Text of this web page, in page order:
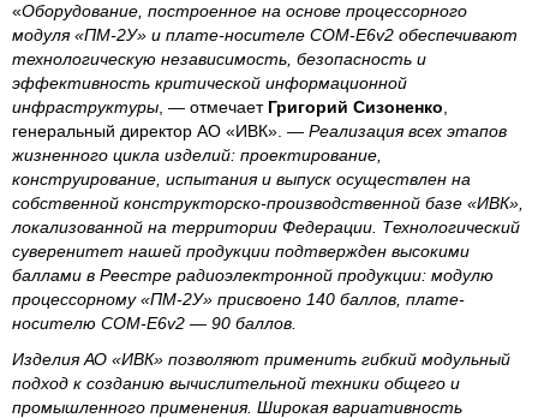
«Оборудование, построенное на основе процессорного
модуля «ПМ-2У» и плате-носителе COM-E6v2 обеспечивают
технологическую независимость, безопасность и
эффективность критической информационной
инфраструктуры , — отмечает Григорий Сизоненко
генеральный директор АО «ИВК». — Реализация всех этапов
жизненного цикла изделий: проектирование,
конструирование, испытания и выпуск осуществлен на
собственной конструкторско-производственной базе «ИВК»,
локализованной на территории Федерации. Технологический
суверенитет нашей продукции подтвержден высокими
баллами в Реестре радиоэлектронной продукции: модулю
процессорному «ПМ-2У» присвоено 140 баллов, плате-
носителю COM-E6v2 — 90 баллов.
Изделия АО «ИВК» позволяют применить гибкий модульный
подход к созданию вычислительной техники общего и
промышленного применения. Широкая вариативность